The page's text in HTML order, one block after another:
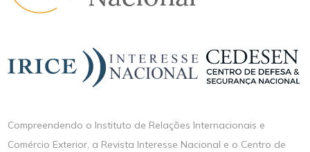
Compreendendo o Instituto de Relações Internacionais e
Comércio Exterior, a Revista Interesse Nacional e o Centro de